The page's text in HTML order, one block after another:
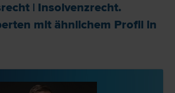
| Insolvenz­recht.
mit ähnlichem Profil in